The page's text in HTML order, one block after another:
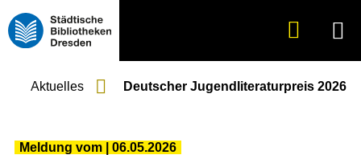
Suche
Menü
Aktuelles Deutscher Jugendliteraturpreis 2026
Meldung vom 06.05.2026